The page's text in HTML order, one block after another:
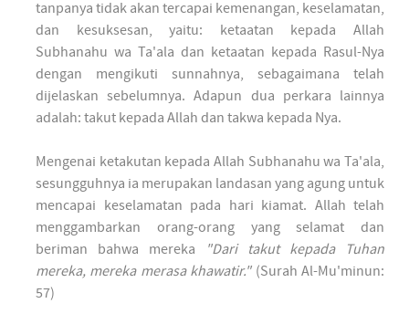
tanpanya tidak akan tercapai kemenangan, keselamatan,
dan kesuksesan, yaitu: ketaatan kepada Allah
Subhanahu wa Ta'ala dan ketaatan kepada Rasul-Nya
dengan mengikuti sunnahnya, sebagaimana telah
dijelaskan sebelumnya.Adapun dua perkara lainnya
adalah: takut kepada Allah dan takwa kepada Nya.
Mengenai ketakutan kepada Allah Subhanahu wa Ta'ala,
sesungguhnya ia merupakan landasan yang agung untuk
mencapai keselamatan pada hari kiamat. Allah telah
menggambarkan orang-orang yang selamat dan
beriman bahwa mereka
"Dari takut kepada Tuhan
mereka, mereka merasa khawatir."(Surah Al-Mu'minun:
57)